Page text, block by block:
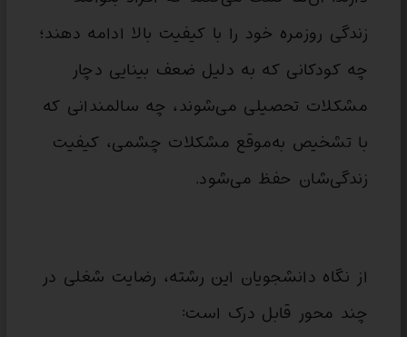
زندگی روزمره خود را با کیفیت بالا ادامه دهند؛
چه کودکانی که به دلیل ضعف بینایی دچار
مشکلات تحصیلی می‌شوند، چه سالمندانی که
با تشخیص به‌موقع مشکلات چشمی، کیفیت
زندگی‌شان حفظ می‌شود.
از نگاه دانشجویان این رشته، رضایت شغلی در
چند محور قابل درک است: